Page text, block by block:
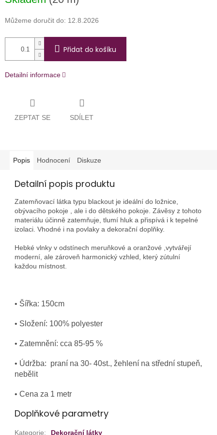
Můžeme doručit do: 12.8.2026
Přidat do košíku
Detailní informace
ZEPTAT SE SDÍLET
Popis Hodnocení Diskuze
Detailní popis produktu
Zatemňovací látka typu blackout je ideální do ložnice,
obývacího pokoje , ale i do dětského pokoje. Závěsy z tohoto
materiálu účinně zatemňuje, tlumí hluk a přispívá i k tepelné
izolaci. Vhodné i na povlaky a dekorační doplňky.
Hebké vlnky v odstínech meruňkové a oranžové ,vytvářejí
moderní, ale zároveň harmonický vzhled, který zútulní
každou místnost.
• Šířka: 150cm
• Složení: 100% polyester
• Zatemnění: cca 85-95 %
• Údržba: praní na 30- 40st., žehlení na střední stupeň,
nebělit
• Cena za 1 metr
Doplňkové parametry
Kategorie:
Dekorační látky